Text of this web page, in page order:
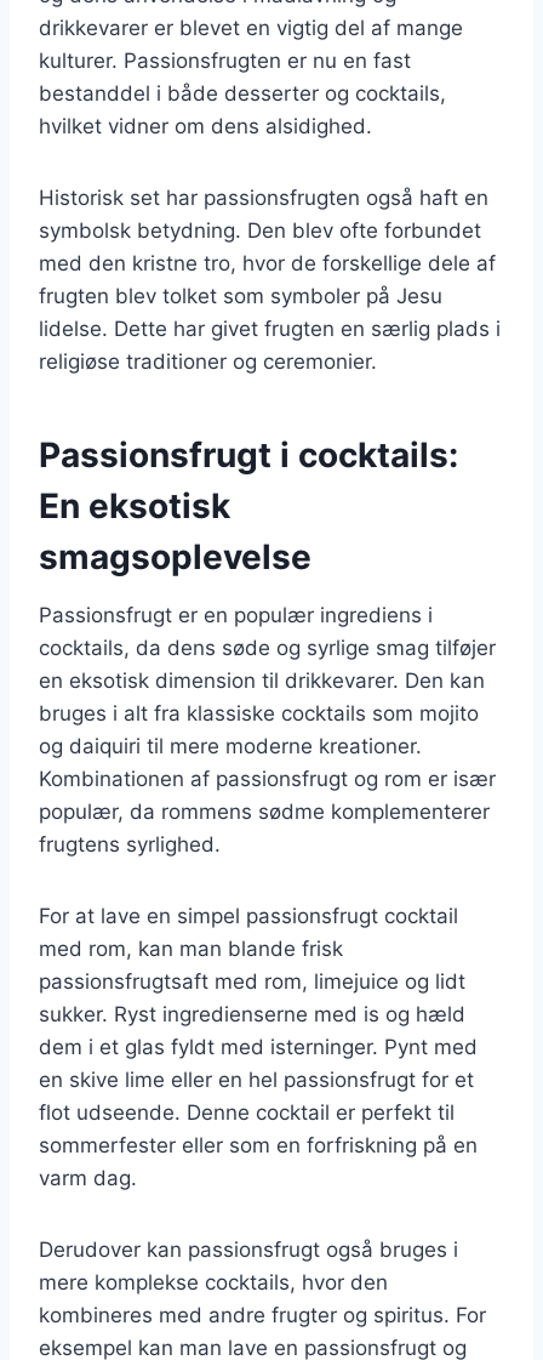
drikkevarer er blevet en vigtig del af mange
kulturer. Passionsfrugten er nu en fast
bestanddel i både desserter og cocktails,
hvilket vidner om dens alsidighed.
Historisk set har passionsfrugten også haft en
symbolsk betydning. Den blev ofte forbundet
med den kristne tro, hvor de forskellige dele af
frugten blev tolket som symboler på Jesu
lidelse. Dette har givet frugten en særlig plads i
religiøse traditioner og ceremonier.
Passionsfrugt i cocktails:
En eksotisk
smagsoplevelse
Passionsfrugt er en populær ingrediens i
cocktails, da dens søde og syrlige smag tilføjer
en eksotisk dimension til drikkevarer. Den kan
bruges i alt fra klassiske cocktails som mojito
og daiquiri til mere moderne kreationer.
Kombinationen af passionsfrugt og rom er især
populær, da rommens sødme komplementerer
frugtens syrlighed.
For at lave en simpel passionsfrugt cocktail
med rom, kan man blande frisk
passionsfrugtsaft med rom, limejuice og lidt
sukker. Ryst ingredienserne med is og hæld
dem i et glas fyldt med isterninger. Pynt med
en skive lime eller en hel passionsfrugt for et
flot udseende. Denne cocktail er perfekt til
sommerfester eller som en forfriskning på en
varm dag.
Derudover kan passionsfrugt også bruges i
mere komplekse cocktails, hvor den
kombineres med andre frugter og spiritus. For
eksempel kan man lave en passionsfrugt og